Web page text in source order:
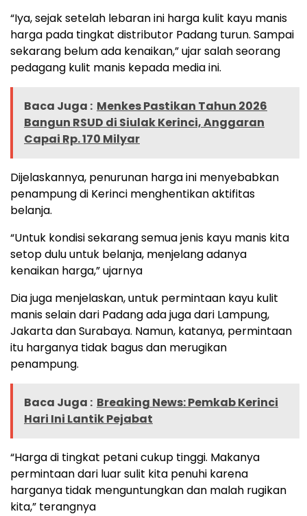
“Iya, sejak setelah lebaran ini harga kulit kayu manis
harga pada tingkat distributor Padang turun. Sampai
sekarang belum ada kenaikan,” ujar salah seorang
pedagang kulit manis kepada media ini.
Baca Juga : Menkes Pastikan Tahun 2026
Bangun RSUD di Siulak Kerinci, Anggaran
Capai Rp. 170 Milyar
Dijelaskannya, penurunan harga ini menyebabkan
penampung di Kerinci menghentikan aktifitas
belanja.
“Untuk kondisi sekarang semua jenis kayu manis kita
setop dulu untuk belanja, menjelang adanya
kenaikan harga,” ujarnya
Dia juga menjelaskan, untuk permintaan kayu kulit
manis selain dari Padang ada juga dari Lampung,
Jakarta dan Surabaya. Namun, katanya, permintaan
itu harganya tidak bagus dan merugikan
penampung.
Baca Juga : Breaking News: Pemkab Kerinci
Hari Ini Lantik Pejabat
“Harga di tingkat petani cukup tinggi. Makanya
permintaan dari luar sulit kita penuhi karena
harganya tidak menguntungkan dan malah rugikan
kita,” terangnya